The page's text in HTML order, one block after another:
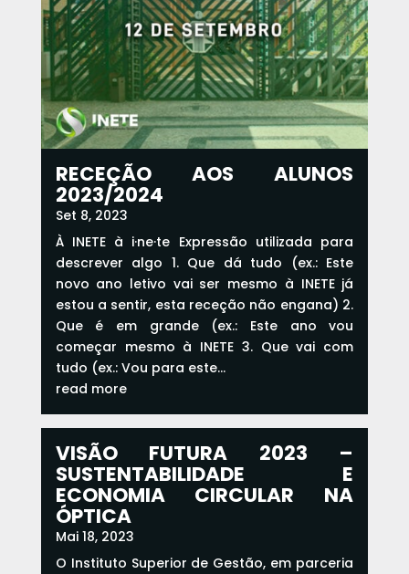
RECEÇÃO AOS ALUNOS
2023/2024
Set 8, 2023
À INETE à i·ne·te Expressão utilizada para
descrever algo 1. Que dá tudo (ex.: Este
novo ano letivo vai ser mesmo à INETE já
estou a sentir, esta receção não engana) 2.
Que é em grande (ex.: Este ano vou
começar mesmo à INETE 3. Que vai com
tudo (ex.: Vou para este...
read more
VISÃO FUTURA 2023 –
SUSTENTABILIDADE E
ECONOMIA CIRCULAR NA
ÓPTICA
Mai 18, 2023
O Instituto Superior de Gestão, em parceria